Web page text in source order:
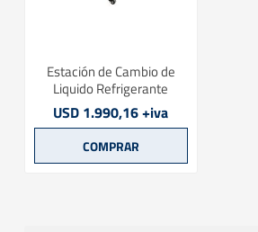
Estación de Cambio de
Liquido Refrigerante
USD 1.990,16 +iva